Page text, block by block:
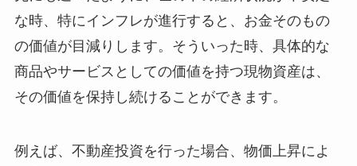
な時、特にインフレが進行すると、お金そのもの
の価値が目減りします。そういった時、具体的な
商品やサービスとしての価値を持つ現物資産は、
その価値を保持し続けることができます。
例えば、不動産投資を行った場合、物価上昇によ